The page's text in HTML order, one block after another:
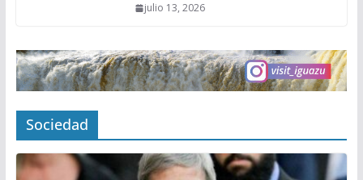
julio 13, 2026
Sociedad